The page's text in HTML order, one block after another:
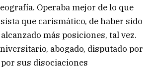
Operaba mejor de lo que
que carismático, de haber sido
más posiciones, tal vez.
abogado, disputado por
sus disociaciones